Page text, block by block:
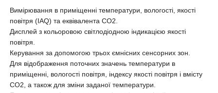
Вимірювання в приміщенні температури, вологості, якості
повітря (IAQ) та еквівалента СО2.
Дисплей з кольоровою світлодіодною індикацією якості
повітря.
Керування за допомогою трьох ємнісних сенсорних зон.
Для відображення поточних значень температури в
приміщенні, вологості повітря, індексу якості повітря і вмісту
CO2, а також для зміни заданої температури.